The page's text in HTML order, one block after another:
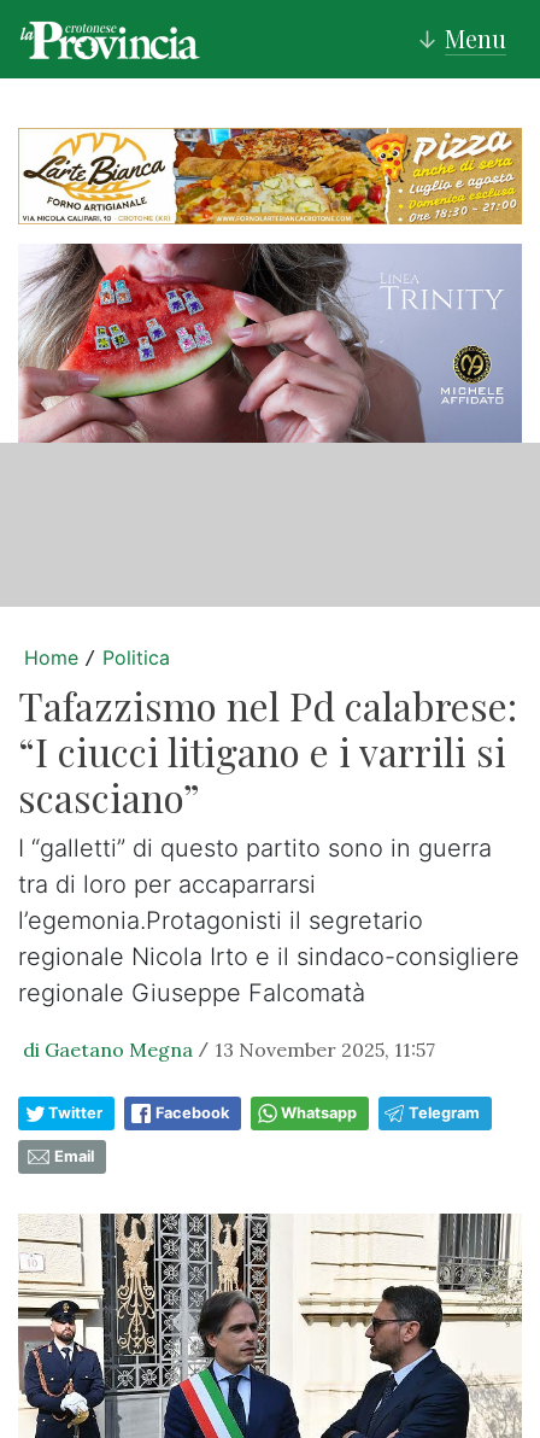
↓ Menu
Home / Politica
Tafazzismo nel Pd calabrese:
“I ciucci litigano e i varrili si
scasciano”
I “galletti” di questo partito sono in guerra
tra di loro per accaparrarsi
l’egemonia.Protagonisti il segretario
regionale Nicola Irto e il sindaco-consigliere
regionale Giuseppe Falcomatà
di Gaetano Megna / 13 November 2025, 11:57
Twitter Facebook Whatsapp Telegram
Email